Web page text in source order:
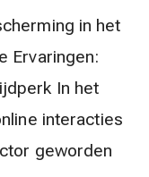
in het
Ervaringen:
In het
interacties
geworden